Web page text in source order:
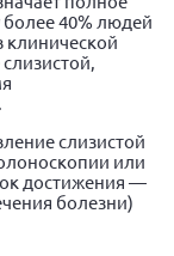
40% людей
слизистой
или
достижения —
болезни)